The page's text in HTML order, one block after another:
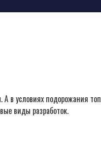
в условиях подорожания
виды разработок.